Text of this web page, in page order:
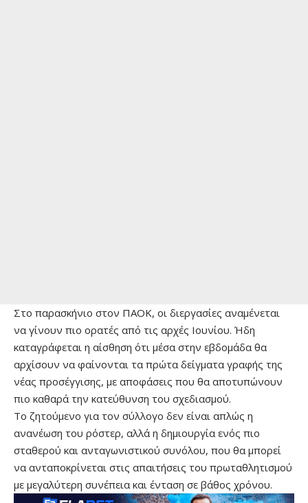
Στο παρασκήνιο στον ΠΑΟΚ, οι διεργασίες αναμένεται
να γίνουν πιο ορατές από τις αρχές Ιουνίου. Ήδη
καταγράφεται η αίσθηση ότι μέσα στην εβδομάδα θα
αρχίσουν να φαίνονται τα πρώτα δείγματα γραφής της
νέας προσέγγισης, με αποφάσεις που θα αποτυπώνουν
πιο καθαρά την κατεύθυνση του σχεδιασμού.
Το ζητούμενο για τον σύλλογο δεν είναι απλώς η
ανανέωση του ρόστερ, αλλά η δημιουργία ενός πιο
σταθερού και ανταγωνιστικού συνόλου, που θα μπορεί
να ανταποκρίνεται στις απαιτήσεις του πρωταθλητισμού
με μεγαλύτερη συνέπεια και ένταση σε βάθος χρόνου.